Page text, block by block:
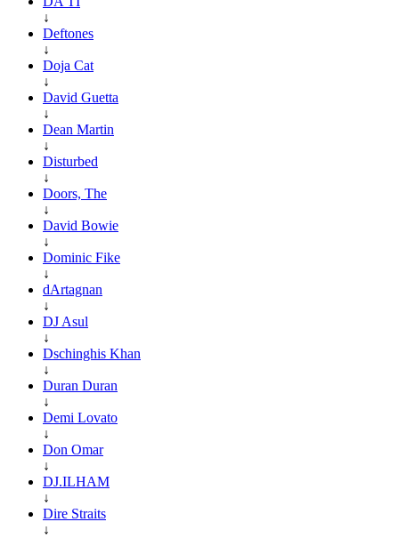
↓
Deftones
↓
Doja Cat
↓
David Guetta
↓
Dean Martin
↓
Disturbed
↓
Doors, The
↓
David Bowie
↓
Dominic Fike
↓
dArtagnan
↓
DJ Asul
↓
Dschinghis Khan
↓
Duran Duran
↓
Demi Lovato
↓
Don Omar
↓
DJ.ILHAM
↓
Dire Straits
↓